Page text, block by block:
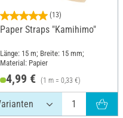
(13)
Paper Straps "Kamihimo"
Länge: 15 m; Breite: 15 mm;
Material: Papier
4,99 € (1 m = 0,33 €)